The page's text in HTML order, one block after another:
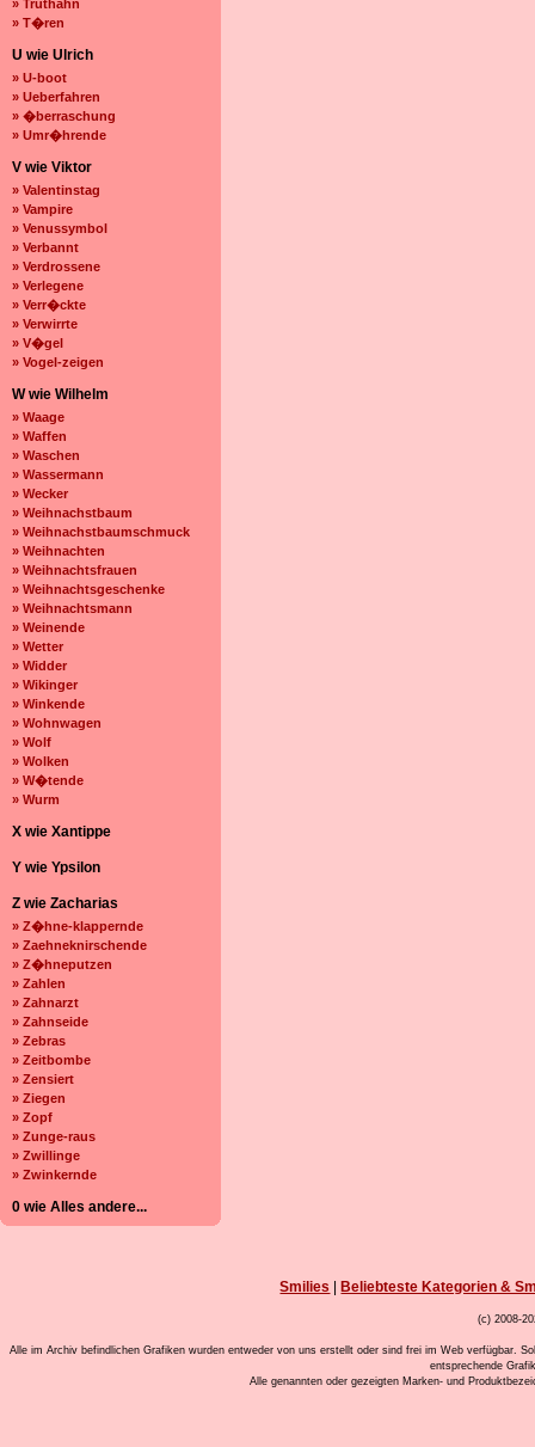
» Truthahn
» T�ren
U wie Ulrich
» U-boot
» Ueberfahren
» �berraschung
» Umr�hrende
V wie Viktor
» Valentinstag
» Vampire
» Venussymbol
» Verbannt
» Verdrossene
» Verlegene
» Verr�ckte
» Verwirrte
» V�gel
» Vogel-zeigen
W wie Wilhelm
» Waage
» Waffen
» Waschen
» Wassermann
» Wecker
» Weihnachstbaum
» Weihnachstbaumschmuck
» Weihnachten
» Weihnachtsfrauen
» Weihnachtsgeschenke
» Weihnachtsmann
» Weinende
» Wetter
» Widder
» Wikinger
» Winkende
» Wohnwagen
» Wolf
» Wolken
» W�tende
» Wurm
X wie Xantippe
Y wie Ypsilon
Z wie Zacharias
» Z�hne-klappernde
» Zaehneknirschende
» Z�hneputzen
» Zahlen
» Zahnarzt
» Zahnseide
» Zebras
» Zeitbombe
» Zensiert
» Ziegen
» Zopf
» Zunge-raus
» Zwillinge
» Zwinkernde
0 wie Alles andere...
Smilies Beliebteste Kategorien &
(c) 2008-
Alle im Archiv befindlichen Grafiken wurden entweder von uns erstellt oder sind frei im Web verfügbar.
entsprechende
Alle genannten oder gezeigten Marken- und